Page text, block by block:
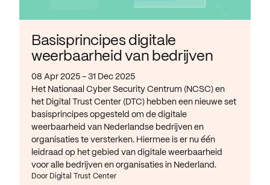
Basisprincipes digitale
weerbaarheid van bedrijven
08 Apr 2025 - 31 Dec 2025
Het Nationaal Cyber Security Centrum (NCSC) en
het Digital Trust Center (DTC) hebben een nieuwe set
basisprincipes opgesteld om de digitale
weerbaarheid van Nederlandse bedrijven en
organisaties te versterken. Hiermee is er nu één
leidraad op het gebied van digitale weerbaarheid
voor alle bedrijven en organisaties in Nederland.
Door Digital Trust Center